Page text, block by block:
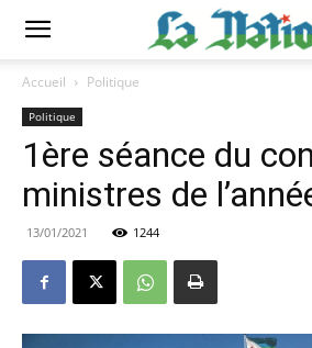
Accueil Politique
Politique
1ère séance du
ministres de
13/01/2021 1244